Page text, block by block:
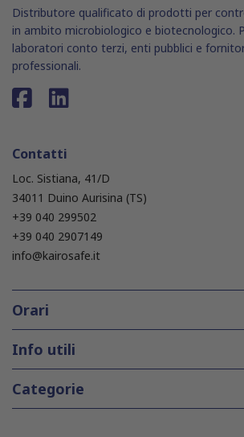
Distributore qualificato di prodotti per
in ambito microbiologico e biotecnologico.
laboratori conto terzi, enti pubblici e
professionali.
Contatti
Loc. Sistiana, 41/D
34011 Duino Aurisina (TS)
+39 040 299502
+39 040 2907149
info@kairosafe.it
Orari
Info utili
Categorie